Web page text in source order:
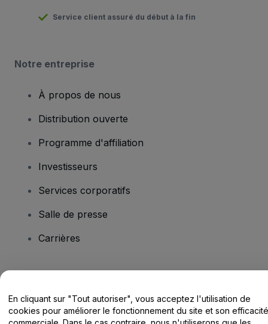
Service client assuré du début à la fin
Notre entreprise
À propos de nous
Distribution ouverte
Programme d'affiliation
Investisseurs
Services corporatifs
Salle de presse
Carrières
Centre d'assistance / Nous contacter
En cliquant sur "Tout autoriser", vous acceptez l'utilisation de
cookies pour améliorer le fonctionnement du site et son efficacité